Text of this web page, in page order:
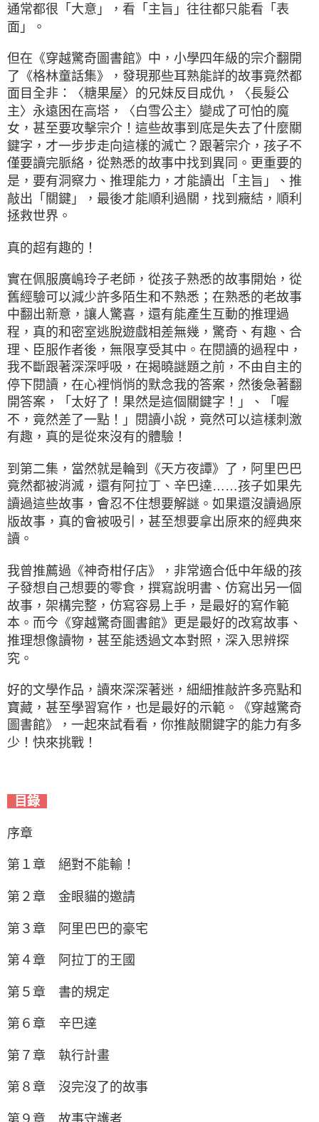
通常都很「大意」，看「主旨」往往都只能看「表
面」。
但在《穿越驚奇圖書館》中，小學四年級的宗介翻開
了《格林童話集》，發現那些耳熟能詳的故事竟然都
面目全非：〈糖果屋〉的兄妹反目成仇，〈長髮公
主〉永遠困在高塔，〈白雪公主〉變成了可怕的魔
女，甚至要攻擊宗介！這些故事到底是失去了什麼關
鍵字，才一步步走向這樣的滅亡？跟著宗介，孩子不
僅要讀完脈絡，從熟悉的故事中找到異同。更重要的
是，要有洞察力、推理能力，才能讀出「主旨」、推
敲出「關鍵」，最後才能順利過關，找到癥結，順利
拯救世界。
真的超有趣的！
實在佩服廣嶋玲子老師，從孩子熟悉的故事開始，從
舊經驗可以減少許多陌生和不熟悉；在熟悉的老故事
中翻出新意，讓人驚喜，還有能產生互動的推理過
程，真的和密室逃脫遊戲相差無幾，驚奇、有趣、合
理、臣服作者後，無限享受其中。在閱讀的過程中，
我不斷跟著深深呼吸，在揭曉謎題之前，不由自主的
停下閱讀，在心裡悄悄的默念我的答案，然後急著翻
開答案，「太好了！果然是這個關鍵字！」、「喔
不，竟然差了一點！」閱讀小說，竟然可以這樣刺激
有趣，真的是從來沒有的體驗！
到第二集，當然就是輪到《天方夜譚》了，阿里巴巴
竟然都被消滅，還有阿拉丁、辛巴達……孩子如果先
讀過這些故事，會忍不住想要解謎。如果還沒讀過原
版故事，真的會被吸引，甚至想要拿出原來的經典來
讀。
我曾推薦過《神奇柑仔店》，非常適合低中年級的孩
子發想自己想要的零食，撰寫說明書、仿寫出另一個
故事，架構完整，仿寫容易上手，是最好的寫作範
本。而今《穿越驚奇圖書館》更是最好的改寫故事、
推理想像讀物，甚至能透過文本對照，深入思辨探
究。
好的文學作品，讀來深深著迷，細細推敲許多亮點和
寶藏，甚至學習寫作，也是最好的示範。《穿越驚奇
圖書館》，一起來試看看，你推敲關鍵字的能力有多
少！快來挑戰！
目錄
序章
第１章 絕對不能輸！
第２章 金眼貓的邀請
第３章 阿里巴巴的豪宅
第４章 阿拉丁的王國
第５章 書的規定
第６章 辛巴達
第７章 執行計畫
第８章 沒完沒了的故事
第９章 故事守護者